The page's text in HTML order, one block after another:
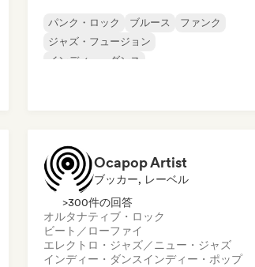
パンク・ロック ブルース
ファンク
ジャズ・フュージョン
インディー・ダンス
Ocapop Artist
ブッカー, レーベル
>300件の回答
オルタナティブ・ロック
ビート／ローファイ
エレクトロ・ジャズ／ニュー・ジャズ
インディー・ダンスインディー・ポップ